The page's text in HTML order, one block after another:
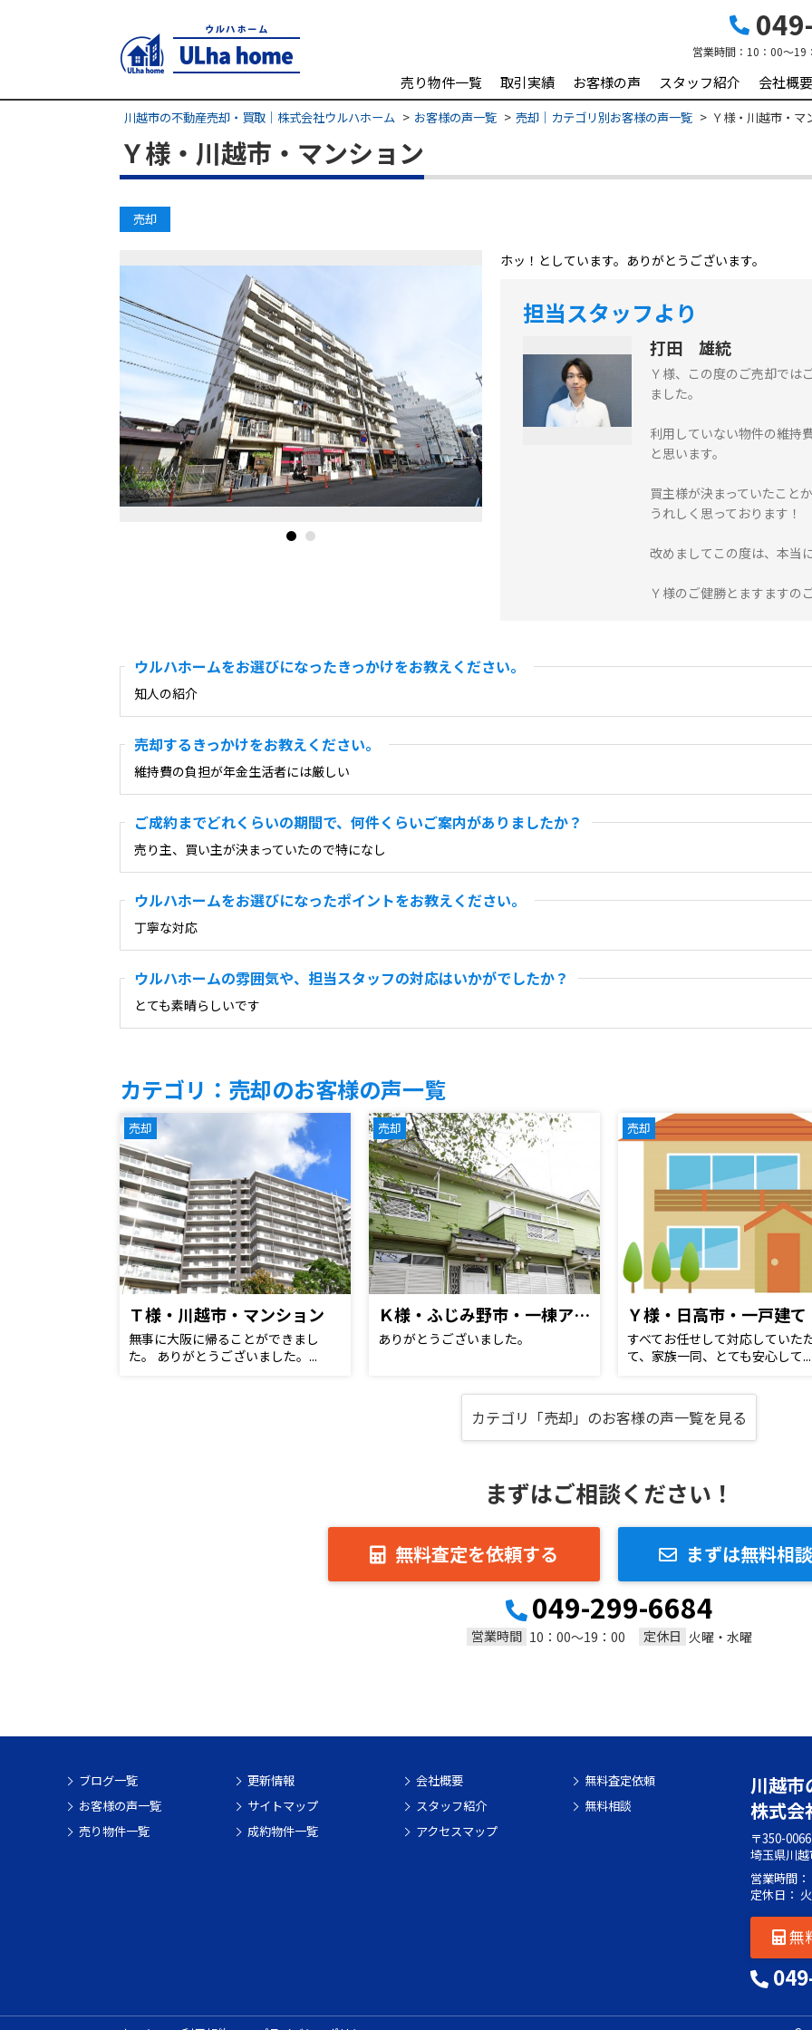
営業時間： 10：00～19
売り物件一覧 取引実績 お客様の声 スタッフ紹介 会社概要
川越市の不動産売却・買取｜株式会社ウルハホーム お客様の声一覧 売却｜カテゴリ別お客様の声一覧 Ｙ様・川越市・マ
Ｙ様・川越市・マンション
売却
ホッ！としています。ありがとうございます。
担当スタッフより
打田 雄統
Ｙ様、この度のご売却では
ました。
利用していない物件の維持
と思います。
買主様が決まっていたこと
うれしく思っております！
改めましてこの度は、本当
Ｙ様のご健勝とますますの
ウルハホームをお選びになったきっかけをお教えください。
知人の紹介
売却するきっかけをお教えください。
維持費の負担が年金生活者には厳しい
ご成約までどれくらいの期間で、何件くらいご案内がありましたか？
売り主、買い主が決まっていたので特になし
ウルハホームをお選びになったポイントをお教えください。
丁寧な対応
ウルハホームの雰囲気や、担当スタッフの対応はいかがでしたか？
とても素晴らしいです
カテゴリ：売却のお客様の声一覧
売却
Ｔ様・川越市・マンション
無事に大阪に帰ることができまし
た。 ありがとうございました。...
売却
Ｋ様・ふじみ野市・一棟アパート
ありがとうございました。
売却
Ｙ様・日高市・一戸建て
すべてお任せして対応していた
て、家族一同、とても安心して...
カテゴリ「売却」のお客様の声一覧を見る
まずはご相談ください！
無料査定を依頼する まずは無料相
049-299-6684
営業時間 10：00～19：00 定休日 火曜・水曜
ブログ一覧
お客様の声一覧
売り物件一覧
更新情報
サイトマップ
成約物件一覧
会社概要
スタッフ紹介
アクセスマップ
無料査定依頼
無料相談
川越市
株式会
〒350-0066
埼玉県川
営業時間
定休日：
無